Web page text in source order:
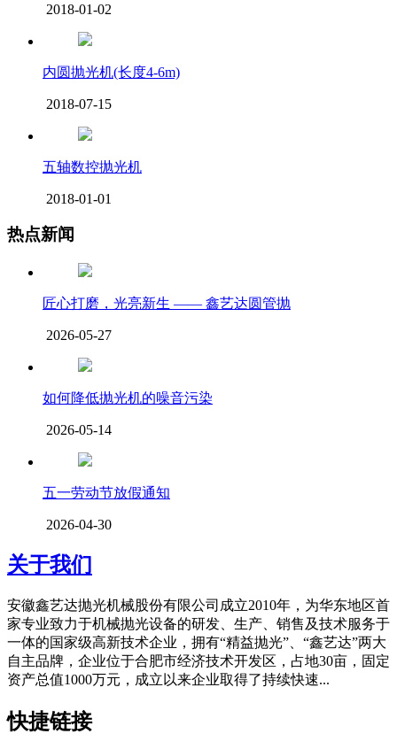
2018-01-02
内圆抛光机(长度4-6m)
2018-07-15
五轴数控抛光机
2018-01-01
热点新闻
匠心打磨，光亮新生 —— 鑫艺达圆管抛
2026-05-27
如何降低抛光机的噪音污染
2026-05-14
五一劳动节放假通知
2026-04-30
关于我们
安徽鑫艺达抛光机械股份有限公司成立2010年，为华东地区首
家专业致力于机械抛光设备的研发、生产、销售及技术服务于
一体的国家级高新技术企业，拥有“精益抛光”、“鑫艺达”两大
自主品牌，企业位于合肥市经济技术开发区，占地30亩，固定
资产总值1000万元，成立以来企业取得了持续快速...
快捷链接